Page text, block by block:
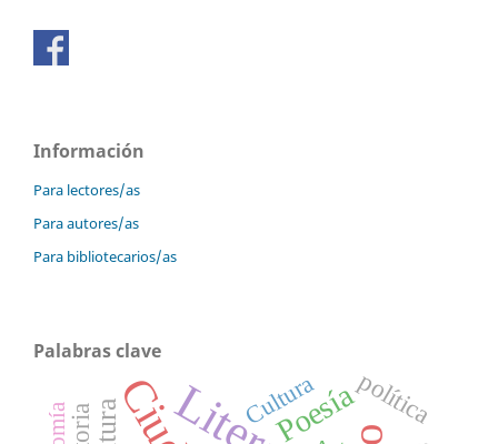
Información
Para lectores/as
Para autores/as
Para bibliotecarios/as
Palabras clave
Poesíapolítica
Cultura